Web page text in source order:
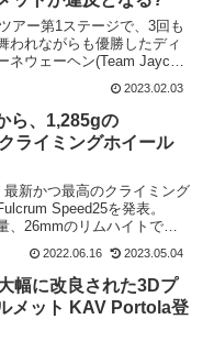
アー第1ステージで、3回も
われながらも優勝したディ
ネウェーヘン(Team Jayco
被っていたヘルメットが物
ている。UCIの規定に違...
2023.02.03
ら、1,285gの
ライミングホイール
最新かつ最高のクライミング
Speed25を発表。
、26mmのリムハイトで軽
ている。Fulcrumは、
の子会社で、そのホイールは
技術を共...
2022.06.16 2023.05.04
幅に改良された3Dプ
メット KAV Portola登